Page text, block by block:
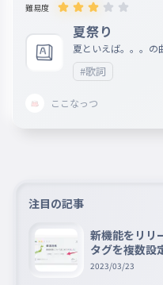
難易度
夏祭り
夏といえば。。。の
#歌詞
ここなっつ
注目の記事
新機能をリリ
タグを複数設
2023/03/23